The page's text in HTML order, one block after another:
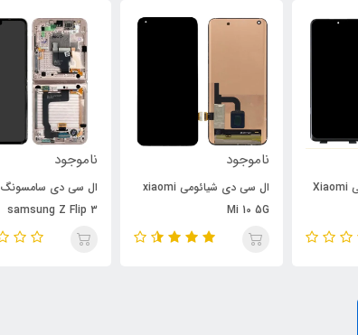
ال سی دی شیائومی Xiaomi
ناموجود
ال سی دی شیائومی xiaomi
Mi 10 5G
ناموجود
ال سی دی سامسونگ
samsung Z Flip 3